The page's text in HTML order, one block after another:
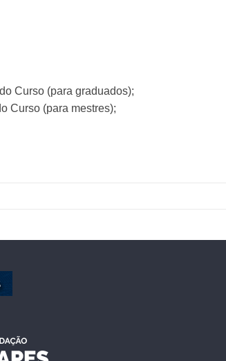
Curso (para graduados);
Curso (para mestres);